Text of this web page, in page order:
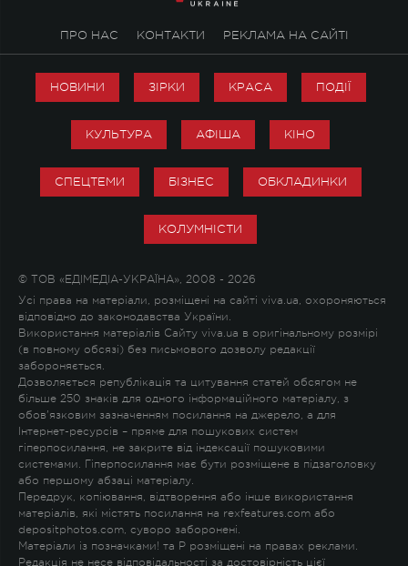
ПРО НАС КОНТАКТИ РЕКЛАМА НА САЙТІ
НОВИНИ ЗІРКИ КРАСА ПОДІЇ
КУЛЬТУРА АФІША КІНО
СПЕЦТЕМИ БІЗНЕС ОБКЛАДИНКИ
КОЛУМНІСТИ
© ТОВ «ЕДІМЕДІА-УКРАЇНА», 2008 - 2026
Усі права на матеріали, розміщені на сайті viva.ua, охороняються
відповідно до законодавства України.
Використання матеріалів Сайту viva.ua в оригінальному розмірі
(в повному обсязі) без письмового дозволу редакції
забороняється.
Дозволяється републікація та цитування статей обсягом не
більше 250 знаків для одного інформаційного матеріалу, з
обов'язковим зазначенням посилання на джерело, а для
Інтернет-ресурсів – пряме для пошукових систем
гіперпосилання, не закрите від індексації пошуковими
системами. Гіперпосилання має бути розміщене в підзаголовку
або першому абзаці матеріалу.
Передрук, копіювання, відтворення або інше використання
матеріалів, які містять посилання на rexfeatures.com або
depositphotos.com, суворо заборонені.
Матеріали із позначками! та P розміщені на правах реклами.
Редакція не несе відповідальності за достовірність цієї